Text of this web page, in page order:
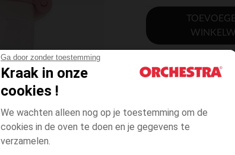
Ga door zonder toestemming
Kraak in onze
cookies !
We wachten alleen nog op je toestemming om de
cookies in de oven te doen en je gegevens te
verzamelen.
DIRECTE